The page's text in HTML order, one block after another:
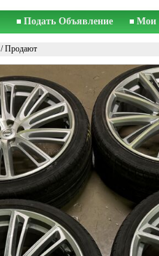
Подать Объявление Мои
/ Продают